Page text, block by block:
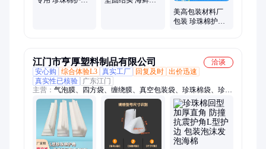
美高包装材料厂
包装 珍珠棉护边
江门市亨厚塑料制品有限公司
洽谈
安心购
综合体验L3 真实工厂 回复及时 出价迅速
真实性已核验
广东江门
主营： 气泡膜、四方袋、缠绕膜、真空包装袋、珍珠棉袋、珍珠
棉内托、EVA泡棉、保护膜、eva护角、珍珠棉复气泡膜、珍珠
棉复铝箔、钢筋保护套、收缩膜、密封袋、家具海绵、静电膜、
PE平口袋、快递袋、铝箔袋、防静电袋、珠光膜气泡袋、CPE胶
袋、胶带、海绵片